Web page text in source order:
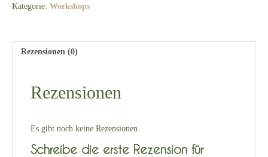
Kategorie: Workshops
Rezensionen (0)
Rezensionen
Es gibt noch keine Rezensionen.
Schreibe die erste Rezension für